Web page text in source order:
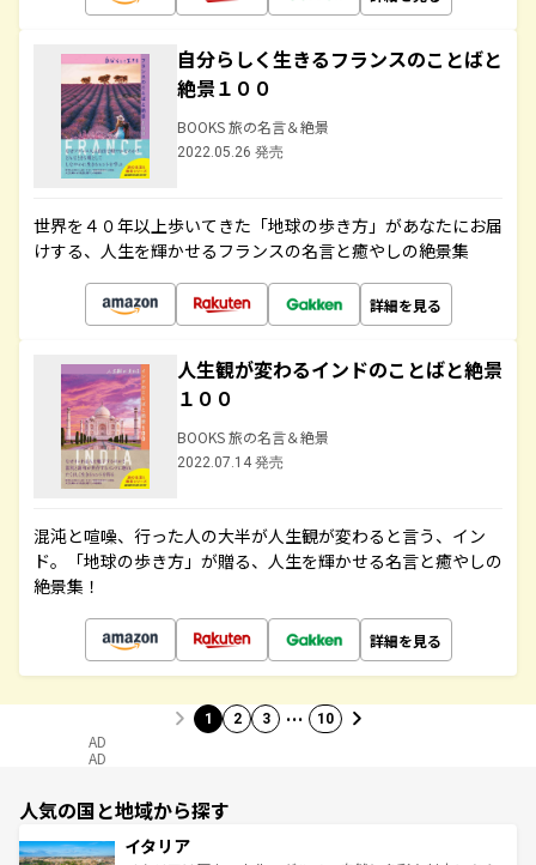
自分らしく生きるフランスのことばと
絶景１００
BOOKS 旅の名言＆絶景
2022.05.26 発売
世界を４０年以上歩いてきた「地球の歩き方」があなたにお届
けする、人生を輝かせるフランスの名言と癒やしの絶景集
詳細を見る
人生観が変わるインドのことばと絶景
１００
BOOKS 旅の名言＆絶景
2022.07.14 発売
混沌と喧噪、行った人の大半が人生観が変わると言う、イン
ド。「地球の歩き方」が贈る、人生を輝かせる名言と癒やしの
絶景集！
詳細を見る
1 2 3 … 10
AD
AD
人気の国と地域から探す
イタリア